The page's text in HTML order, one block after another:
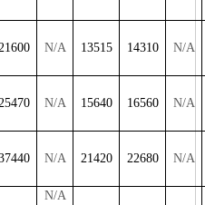
21600 N/A 13515 14310 N/A
25470 N/A 15640 16560 N/A
N/A 21420 22680 N/A
N/A